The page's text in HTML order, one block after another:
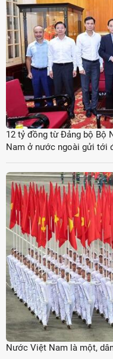
12 tỷ đồng từ Đảng bộ Bộ
Nam ở nước ngoài gửi tới
Nước Việt Nam là một,